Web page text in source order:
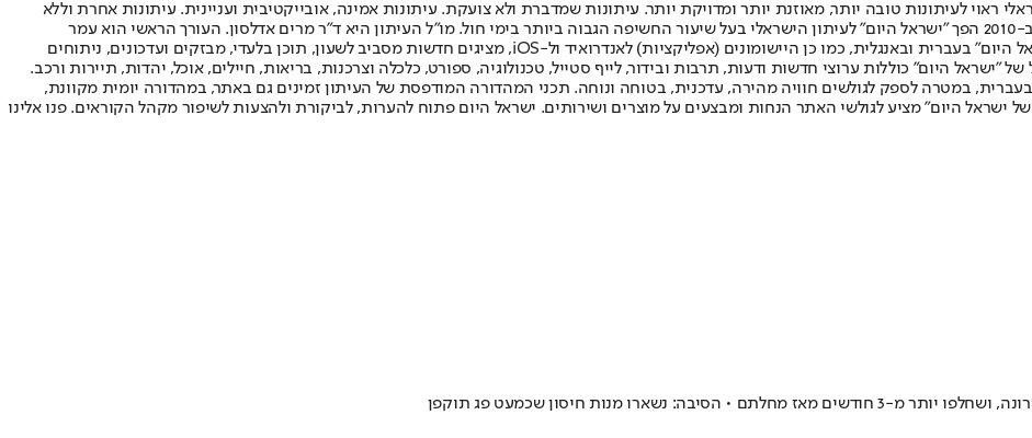
ראוי לעיתונות טובה יותר, מאוזנת יותר ומדויקת יותר. עיתונות שמדברת ולא צועקת. עיתונות אמינה, אובייקטיבית ועניינית. עיתונות אחרת וללא
תשלום. המהדורה המודפסת הראשונה פורסמה ב-30 ביולי 2007, וב-2010 הפך "ישראל היום" לעיתון הישראלי בעל שיעור החשיפה הגבוה ביותר בימי חול. מו"ל העיתון היא ד"ר מרים אדלסון. העורך הראשי הוא עמר
לחמנוביץ, והעורך המייסד הוא עמוס רגב. אתרי האינטרנט של "ישראל היום" בעברית ובאנגלית, כמו כן היישומונים (אפליקציות) לאנדרואיד ול-iOS, מציגים חדשות מסביב לשעון, תוכן בלעדי, מבזקים ועדכונים, ניתוחים
"ישראל היום" כוללות ערוצי חדשות ודעות, תרבות ובידור, לייף סטייל, טכנולוגיה, ספורט, כלכלה וצרכנות, בריאות, חיילים, אוכל, יהדות, תיירות ורכב.
בעברית, במטרה לספק לגולשים חוויה מהירה, עדכנית, בטוחה ונוחה. תכני המהדורה המודפסת של העיתון זמינים גם באתר, במהדורה יומית מקוונת,
ישראל היום" מציע לגולשי האתר הנחות ומבצעים על מוצרים ושירותים. ישראל היום פתוח להערות, לביקורת ולהצעות לשיפור מקהל הקוראים. פנו אלינו
נשארו מנות חיסון שכמעט פג תוקפן